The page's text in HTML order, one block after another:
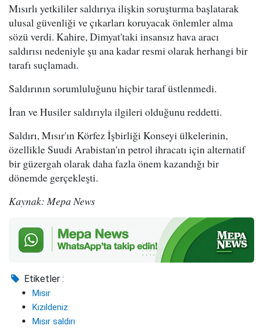
Mısırlı yetkililer saldırıya ilişkin soruşturma başlatarak
ulusal güvenliği ve çıkarları koruyacak önlemler alma
sözü verdi. Kahire, Dimyat'taki insansız hava aracı
saldırısı nedeniyle şu ana kadar resmi olarak herhangi bir
tarafı suçlamadı.
Saldırının sorumluluğunu hiçbir taraf üstlenmedi.
İran ve Husiler saldırıyla ilgileri olduğunu reddetti.
Saldırı, Mısır'ın Körfez İşbirliği Konseyi ülkelerinin,
özellikle Suudi Arabistan'ın petrol ihracatı için alternatif
bir güzergah olarak daha fazla önem kazandığı bir
dönemde gerçekleşti.
Kaynak: Mepa News
Etiketler :
Mısır
Kızıldeniz
Mısır saldırı